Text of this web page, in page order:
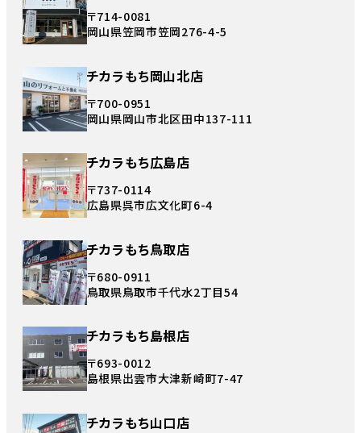
〒714-0081
岡山県笠岡市笠岡276-4-5
チカラもち岡山北店
〒700-0951
岡山県岡山市北区田中137-111
チカラもち広島店
〒737-0114
広島県呉市広文化町6-4
チカラもち鳥取店
〒680-0911
鳥取県鳥取市千代水2丁目54
チカラもち島根店
〒693-0012
島根県出雲市大津新崎町7-47
チカラもち山口店